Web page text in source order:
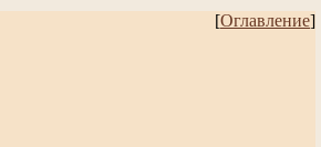
[Оглавление]